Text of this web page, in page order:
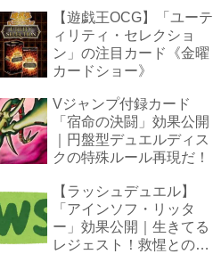
【遊戯王OCG】「ユーテ
ィリティ・セレクショ
ン」の注目カード《金曜
カードショー》
Vジャンプ付録カード
「宿命の決闘」効果公開
｜円盤型デュエルディス
クの特殊ルール再現だ！
【ラッシュデュエル】
「アインソフ・リッタ
ー」効果公開｜生きてる
レジェスト！救惺との相